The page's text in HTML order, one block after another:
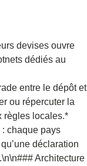
devises ouvre
dédiés au
entre le dépôt et
ou répercuter la
règles locales.*
chaque pays
déclaration
Architecture